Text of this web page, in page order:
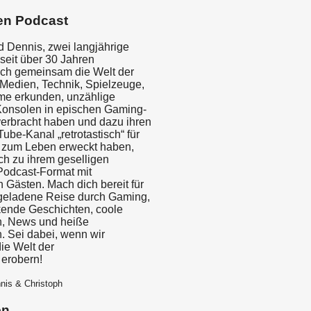
Podcast
Dennis, zwei langjährige
über 30 Jahren
gemeinsam die Welt der
Technik, Spielzeuge,
erkunden, unzählige
in epischen Gaming-
haben und dazu ihren
Kanal „retrotastisch“ für
Leben erweckt haben,
zu ihrem geselligen
Format mit
Gästen. Mach dich bereit für
Reise durch Gaming,
Geschichten, coole
News und heiße
Sei dabei, wenn wir
Welt der
& Christoph